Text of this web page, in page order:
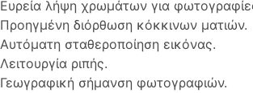
Ευρεία λήψη χρωμάτων για
Προηγμένη διόρθωση κόκκινων ματιών.
Αυτόματη σταθεροποίηση εικόνας.
Λειτουργία ριπής.
Γεωγραφική σήμανση φωτογραφιών.